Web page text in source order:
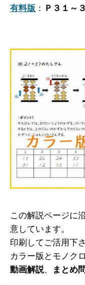
有料版 ： Ｐ３１～
この解説ページに
意しています。
印刷してご活用下さ
カラー版とモノク
動画解説、 まとめ